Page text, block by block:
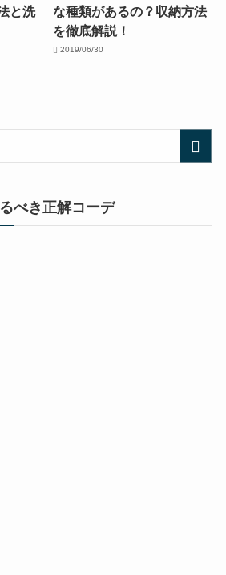
と洗
な種類があるの？収納方法
を徹底解説！
2019/06/30
べき正解コーデ